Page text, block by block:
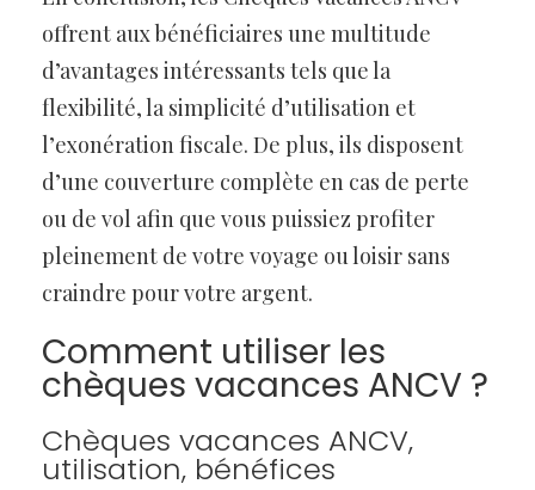
offrent aux bénéficiaires une multitude
d’avantages intéressants tels que la
flexibilité, la simplicité d’utilisation et
l’exonération fiscale. De plus, ils disposent
d’une couverture complète en cas de perte
ou de vol afin que vous puissiez profiter
pleinement de votre voyage ou loisir sans
craindre pour votre argent.
Comment utiliser les
chèques vacances ANCV ?
Chèques vacances ANCV,
utilisation, bénéfices